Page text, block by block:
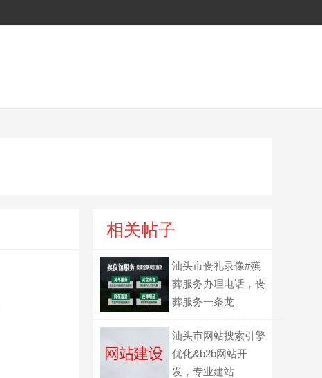
相关帖子
汕头市丧礼录像#殡
葬服务办理电话，丧
葬服务一条龙
汕头市网站搜索引擎
优化&b2b网站开
发，专业建站